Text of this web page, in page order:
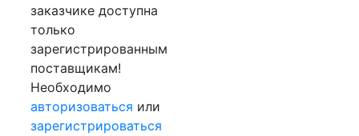
заказчике доступна
только
зарегистрированным
поставщикам!
Необходимо
авторизоваться или
зарегистрироваться